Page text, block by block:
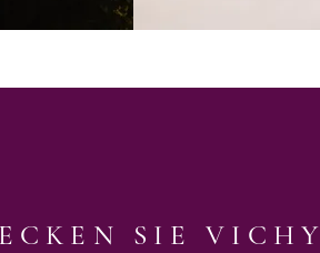
SIE VICHY